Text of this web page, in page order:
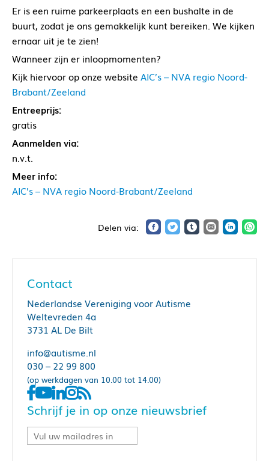
Er is een ruime parkeerplaats en een bushalte in de
buurt, zodat je ons gemakkelijk kunt bereiken. We kijken
ernaar uit je te zien!
Wanneer zijn er inloopmomenten?
Kijk hiervoor op onze website AIC’s – NVA regio Noord-
Brabant/Zeeland
Entreeprijs:
gratis
Aanmelden via:
n.v.t.
Meer info:
AIC’s – NVA regio Noord-Brabant/Zeeland
Contact
Nederlandse Vereniging voor Autisme
Weltevreden 4a
3731 AL De Bilt
info@autisme.nl
030 – 22 99 800
(op werkdagen van 10.00 tot 14.00)
Schrijf je in op onze nieuwsbrief